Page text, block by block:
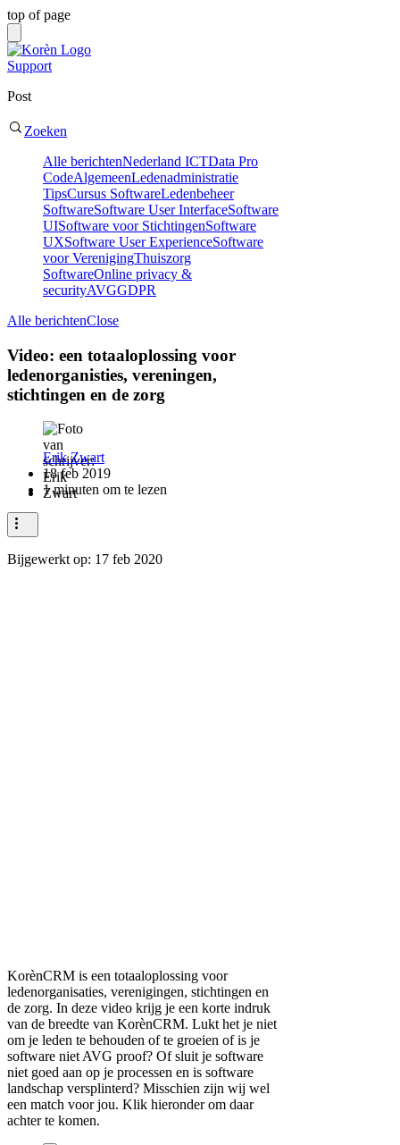
top of page
Support
Post
Zoeken
Alle berichtenNederland ICTData Pro
CodeAlgemeenLedenadministratie
TipsCursus SoftwareLedenbeheer
SoftwareSoftware User InterfaceSoftware
UISoftware voor StichtingenSoftware
UXSoftware User ExperienceSoftware
voor VerenigingThuiszorg
SoftwareOnline privacy &
securityAVGGDPR
Alle berichtenClose
Video: een totaaloplossing voor
ledenorganisties, vereningen,
stichtingen en de zorg
Erik Zwart
18 feb 2019
1 minuten om te lezen
Bijgewerkt op: 17 feb 2020
KorènCRM is een totaaloplossing voor
ledenorganisaties, verenigingen, stichtingen en
de zorg. In deze video krijg je een korte indruk
van de breedte van KorènCRM. Lukt het je niet
om je leden te behouden of te groeien of is je
software niet AVG proof? Of sluit je software
niet goed aan op je processen en is software
landschap versplinterd? Misschien zijn wij wel
een match voor jou. Klik hieronder om daar
achter te komen.